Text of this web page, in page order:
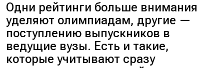
Одни рейтинги больше внимания
уделяют олимпиадам, другие —
поступлению выпускников в
ведущие вузы. Есть и такие,
которые учитывают сразу